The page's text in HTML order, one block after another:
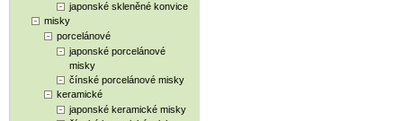
japonské skleněné konvice
misky
porcelánové
japonské porcelánové
misky
čínské porcelánové misky
keramické
japonské keramické misky